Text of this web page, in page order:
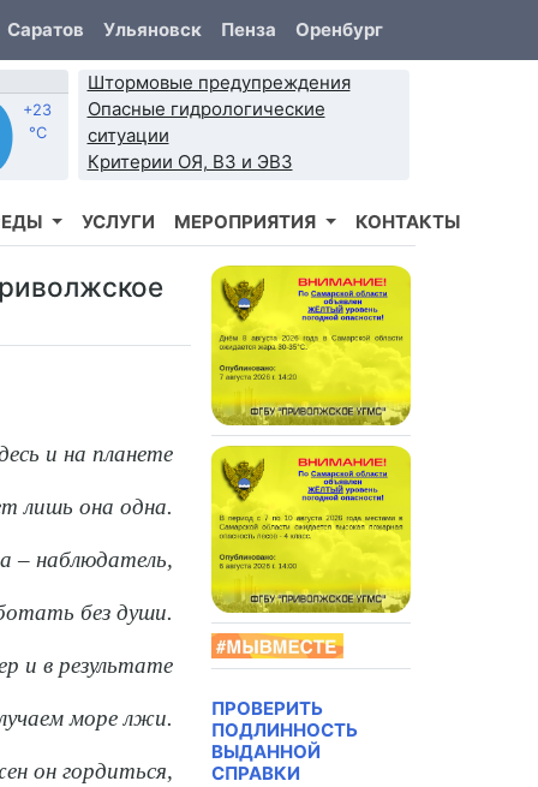
Саратов Ульяновск Пенза Оренбург
+23
°C
Штормовые предупреждения
Опасные гидрологические
ситуации
Критерии ОЯ, ВЗ и ЭВЗ
УСЛУГИ МЕРОПРИЯТИЯ КОНТАКТЫ
и на планете
лишь она одна.
– наблюдатель,
без души.
и в результате
море лжи.
он гордиться,
ПРОВЕРИТЬ
ПОДЛИННОСТЬ
ВЫДАННОЙ
СПРАВКИ